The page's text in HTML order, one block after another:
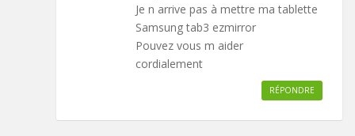
Je n arrive pas à mettre ma tablette
Samsung tab3 ezmirror
Pouvez vous m aider
cordialement
RÉPONDRE